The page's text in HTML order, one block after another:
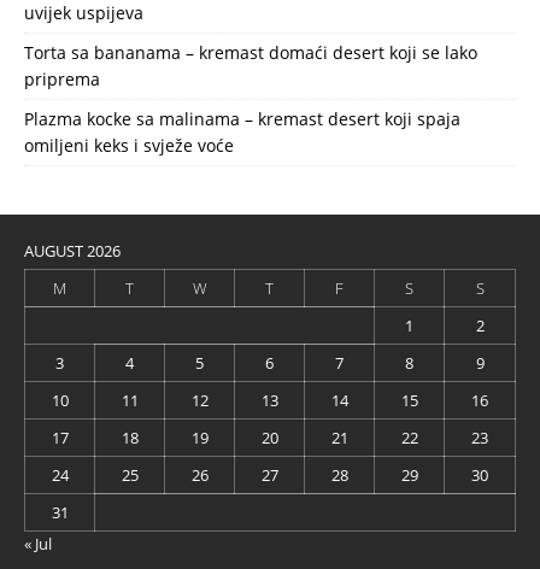
uvijek uspijeva
Torta sa bananama – kremast domaći desert koji se lako
priprema
Plazma kocke sa malinama – kremast desert koji spaja
omiljeni keks i svježe voće
AUGUST 2026
M
T W T F S
S
1
2
3
4 5 6 7 8
9
10
11 12 13 14 15
16
17
18 19 20 21 22
23
24
25 26 27 28 29
30
31
« Jul